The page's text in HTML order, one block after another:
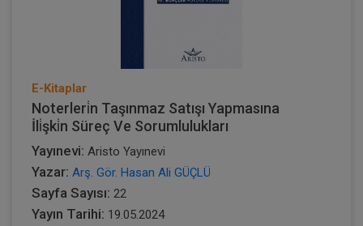
E-Kitaplar
Noterleri̇n Taşınmaz Satışı Yapmasına
İli̇şki̇n Süreç Ve Sorumlulukları
Yayınevi: Aristo Yayınevi
Yazar: Arş. Gör. Hasan Ali GÜÇLÜ
Sayfa Sayısı: 22
Yayın Tarihi: 19.05.2024